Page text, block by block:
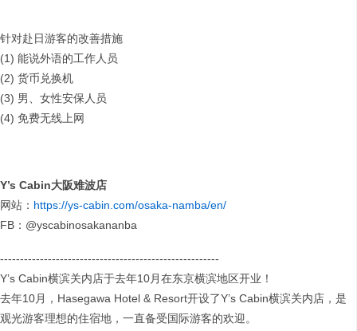
针对赴日游客的改善措施
(1) 能说外语的工作人员
(2) 货币兑换机
(3) 男、女性安保人员
(4) 免费无线上网
Y’s Cabin大阪难波店
网站： https://ys-cabin.com/osaka-namba/en/
FB：@yscabinosakananba
-------------------------------------------------------
Y’s Cabin横滨关内店于去年10月在东京横滨地区开业！
去年10月，Hasegawa Hotel & Resort开设了Y’s Cabin横滨关内店，是
观光游客理想的住宿地，一直备受国际游客的欢迎。